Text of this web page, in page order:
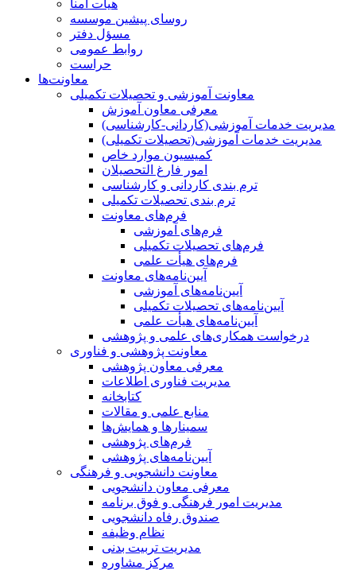
هیات امنا
روسای پیشین موسسه
مسؤل دفتر
روابط عمومی
حراست
معاونت‌ها
معاونت آموزشی و تحصیلات تکمیلی
معرفی معاون آموزش
مدیریت خدمات آموزشی(کاردانی-کارشناسی)
مدیریت خدمات آموزشی(تحصیلات تکمیلی)
کمیسیون موارد خاص
امور فارغ التحصیلان
ترم بندی کاردانی و کارشناسی
ترم بندی تحصیلات تکمیلی
فرم‌های معاونت
فرم‌های آموزشی
فرم‌های تحصیلات تکمیلی
فرم‌های هیأت علمی
آیین‌نامه‌های معاونت
آیین‌نامه‌های آموزشی
آیین‌نامه‌های تحصیلات تکمیلی
آیین‌نامه‌های هیأت علمی
درخواست همکاری‌های علمی و پژوهشی
معاونت پژوهشی و فناوری
معرفی معاون پژوهشی
مدیریت فناوری اطلاعات
کتابخانه
منابع علمی و مقالات
سمینارها و همایش‌ها
فرم‌های پژوهشی
آیین‌نامه‌های پژوهشی
معاونت دانشجویی و فرهنگی
معرفی معاون دانشجویی
مدیریت امور فرهنگی و فوق برنامه
صندوق رفاه دانشجویی
نظام وظیفه
مدیریت تربیت بدنی
مرکز مشاوره